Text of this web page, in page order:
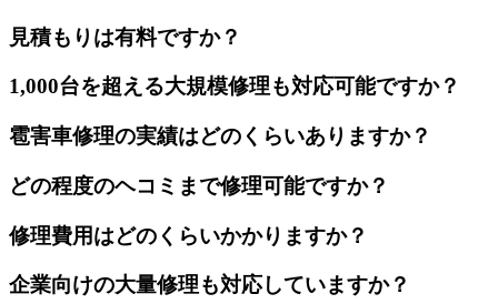
見積もりは有料ですか？
1,000台を超える大規模修理も対応可能ですか？
雹害車修理の実績はどのくらいありますか？
どの程度のヘコミまで修理可能ですか？
修理費用はどのくらいかかりますか？
企業向けの大量修理も対応していますか？